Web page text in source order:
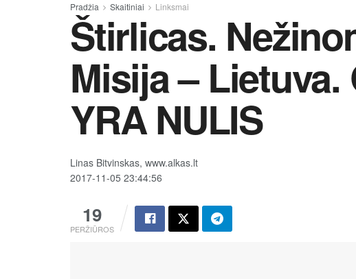
Pradžia Skaitiniai Linksmai
Štirlicas.
Misija – Lietuva.
YRA NULIS
Linas Bitvinskas, www.alkas.lt
2017-11-05 23:44:56
19
PERŽIŪROS